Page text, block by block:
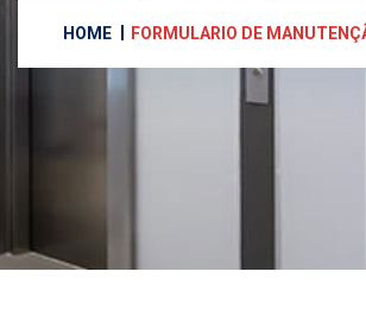
HOME FORMULARIO DE